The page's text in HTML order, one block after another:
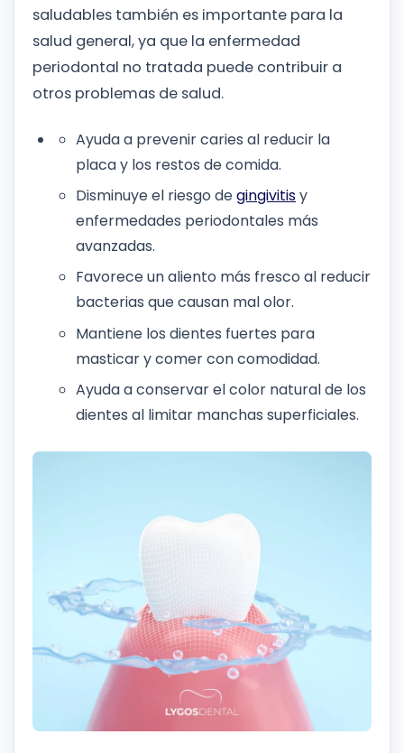
saludables también es importante para la
salud general, ya que la enfermedad
periodontal no tratada puede contribuir a
otros problemas de salud.
Ayuda a prevenir caries al reducir la
placa y los restos de comida.
Disminuye el riesgo degingivitisy
enfermedades periodontales más
avanzadas.
Favorece un aliento más fresco al reducir
bacterias que causan mal olor.
Mantiene los dientes fuertes para
masticar y comer con comodidad.
Ayuda a conservar el color natural de los
dientes al limitar manchas superficiales.